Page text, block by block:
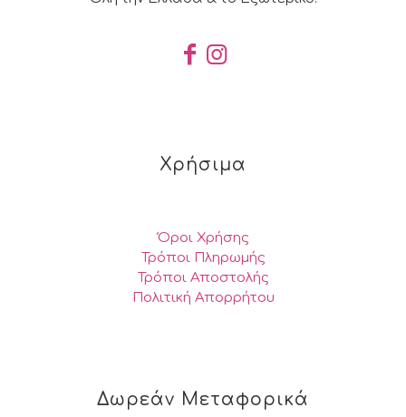
Χρήσιμα
Όροι Χρήσης
Τρόποι Πληρωμής
Τρόποι Αποστολής
Πολιτική Απορρήτου
Δωρεάν Μεταφορικά